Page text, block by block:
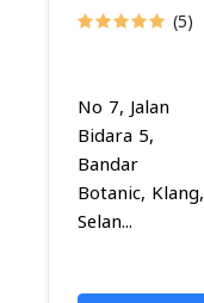
(5)
No 7, Jalan
Bidara 5,
Bandar
Botanic, Klang,
Selan...